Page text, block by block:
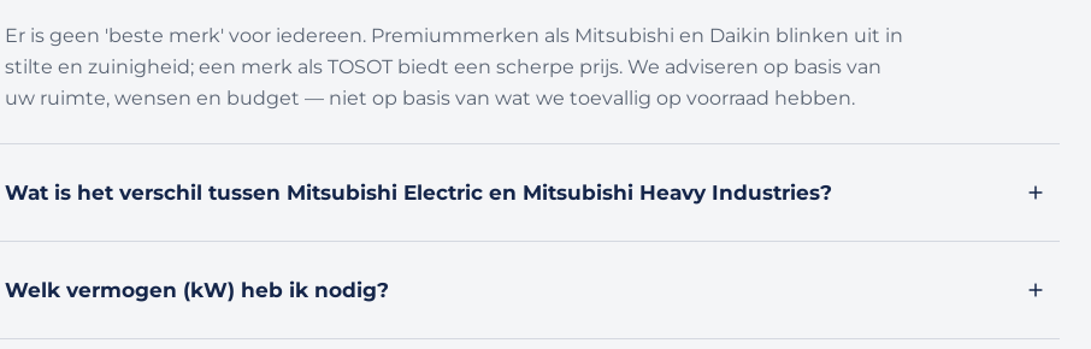
Er is geen 'beste merk' voor iedereen. Premiummerken als Mitsubishi en Daikin blinken uit in
stilte en zuinigheid; een merk als TOSOT biedt een scherpe prijs. We adviseren op basis van
uw ruimte, wensen en budget — niet op basis van wat we toevallig op voorraad hebben.
Wat is het verschil tussen Mitsubishi Electric en Mitsubishi Heavy Industries?
topklasse airco’s, maar ze verschillen in modellijnen, design en bediening. We leggen u graag
Welk vermogen (kW) heb ik nodig?